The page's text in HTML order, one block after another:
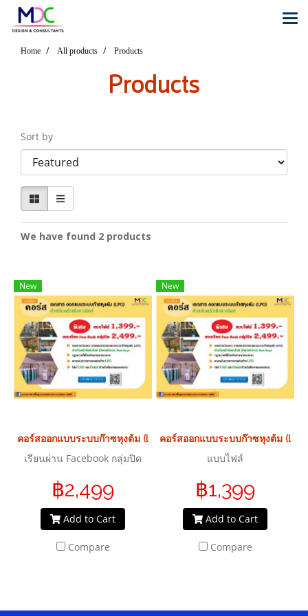
Home All products Products
Products
Sort by
We have found 2 products
New
คอร์สออกแบบระบบก๊าซหุงต้ม (LPG)
เรียนผ่าน Facebook กลุ่มปิด
฿2,499
Add to Cart
Compare
New
คอร์สออกแบบระบบก๊าซหุงต้ม
แบบไฟล์
฿1,399
Add to Cart
Compare